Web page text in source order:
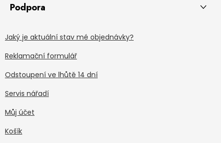
Podpora
Jaký je aktuální stav mé objednávky?
Reklamační formulář
Odstoupení ve lhůtě 14 dní
Servis nářadí
Můj účet
Košík